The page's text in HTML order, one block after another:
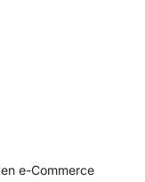
e-Commerce